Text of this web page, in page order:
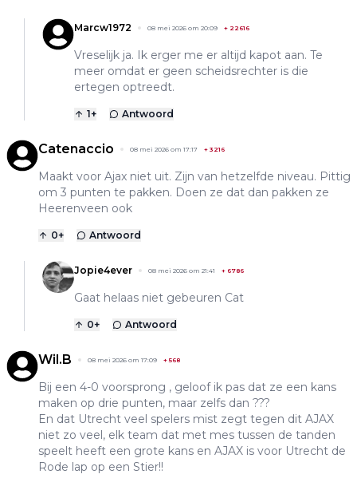
Marcw1972 08 mei 2026 om 20:09 + 22616
Vreselijk ja. Ik erger me er altijd kapot aan. Te
meer omdat er geen scheidsrechter is die
ertegen optreedt.
1+ Antwoord
Catenaccio 08 mei 2026 om 17:17 + 3216
Maakt voor Ajax niet uit. Zijn van hetzelfde niveau. Pittig
om 3 punten te pakken. Doen ze dat dan pakken ze
Heerenveen ook
0+ Antwoord
Jopie4ever 08 mei 2026 om 21:41 + 6786
Gaat helaas niet gebeuren Cat
0+ Antwoord
Wil.B 08 mei 2026 om 17:09 +568
Bij een 4-0 voorsprong , geloof ik pas dat ze een kans
maken op drie punten, maar zelfs dan ???
En dat Utrecht veel spelers mist zegt tegen dit AJAX
niet zo veel, elk team dat met mes tussen de tanden
speelt heeft een grote kans en AJAX is voor Utrecht de
Rode lap op een Stier!!